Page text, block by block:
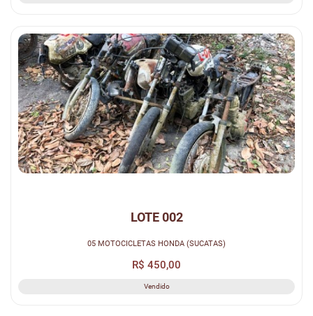
LOTE 002
05 MOTOCICLETAS HONDA (SUCATAS)
R$ 450,00
Vendido